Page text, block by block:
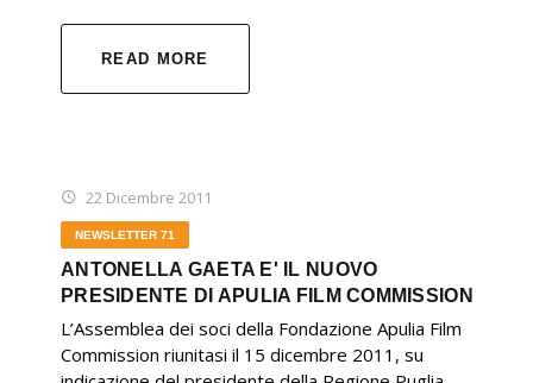
READ MORE
22 Dicembre 2011
NEWSLETTER 71
ANTONELLA GAETA E' IL NUOVO
PRESIDENTE DI APULIA FILM COMMISSION
L’Assemblea dei soci della Fondazione Apulia Film
Commission riunitasi il 15 dicembre 2011, su